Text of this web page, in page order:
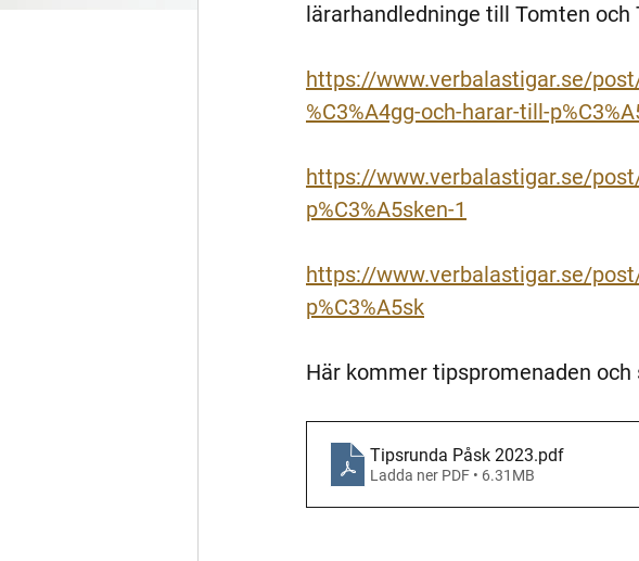
lärarhandledninge till Tomten
https://www.verbalastigar.se/post/
%C3%A4gg-och-harar-till-
https://www.verbalastigar.se/
p%C3%A5sken-1
https://www.verbalastigar.se/
p%C3%A5sk
Här kommer tipspromenaden
Tipsrunda Påsk 2023.pdf
Ladda ner PDF • 6.31MB